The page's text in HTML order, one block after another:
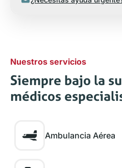
Nuestros servicios
Siempre bajo la
médicos
Ambulancia Aérea